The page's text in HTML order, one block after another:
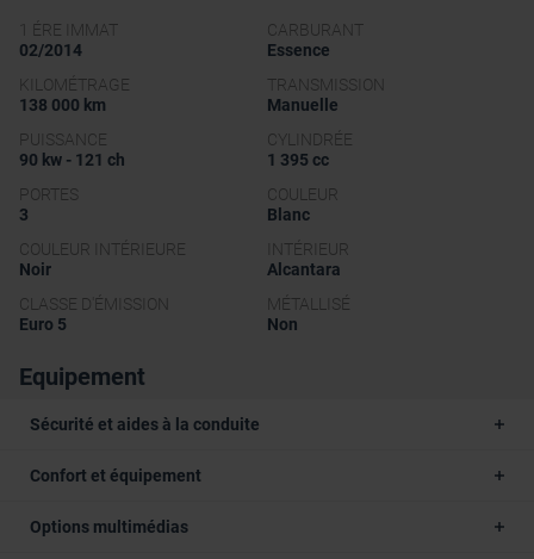
1 ÉRE IMMAT
02/2014
CARBURANT
Essence
KILOMÉTRAGE
138 000 km
TRANSMISSION
Manuelle
PUISSANCE
90 kw - 121 ch
CYLINDRÉE
1 395 cc
PORTES
3
COULEUR
Blanc
COULEUR INTÉRIEURE
Noir
INTÉRIEUR
Alcantara
CLASSE D'ÉMISSION
Euro 5
MÉTALLISÉ
Non
Equipement
Sécurité et aides à la conduite
Confort et équipement
Options multimédias